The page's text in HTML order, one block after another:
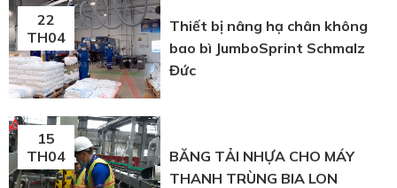
22
TH04
Thiết bị nâng hạ chân không
bao bì JumboSprint Schmalz
Đức
15
TH04
BĂNG TẢI NHỰA CHO MÁY
THANH TRÙNG BIA LON